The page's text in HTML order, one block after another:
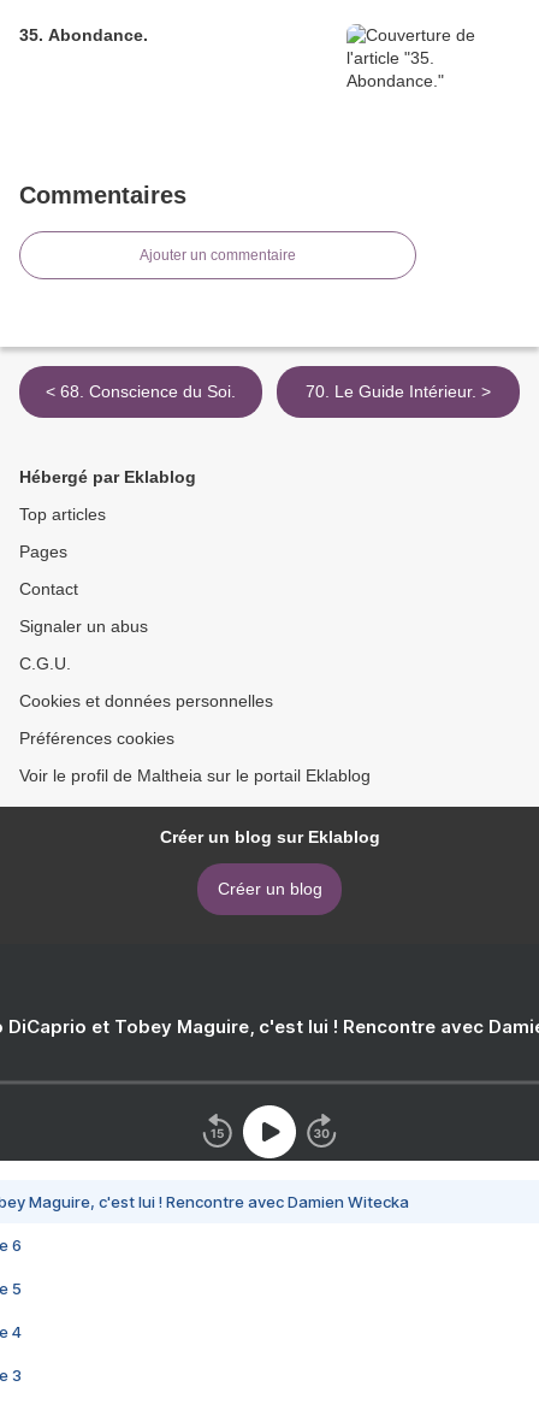
35. Abondance.
Commentaires
Ajouter un commentaire
< 68. Conscience du Soi. 70. Le Guide Intérieur. >
Hébergé par Eklablog
Top articles
Pages
Contact
Signaler un abus
C.G.U.
Cookies et données personnelles
Préférences cookies
Voir le profil de Maltheia sur le portail Eklablog
Créer un blog sur Eklablog
Créer un blog
DiCaprio et Tobey Maguire, c'est lui ! Rencontre avec
Maguire, c'est lui ! Rencontre avec Damien Witecka
6
5
4
3